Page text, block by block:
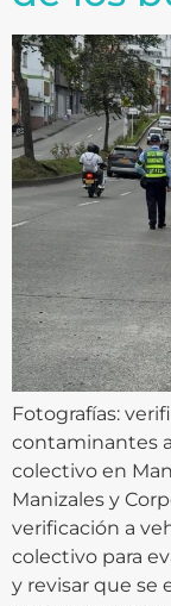
Fotografías:
contaminantes
colectivo en
Manizales y
verificación a
colectivo para
y revisar que se